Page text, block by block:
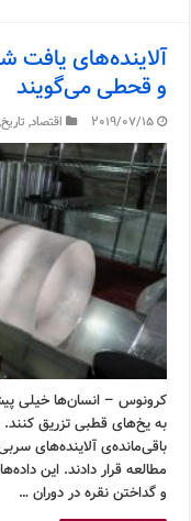
آلاینده‌های
و قحطی می‌گویند
2019/07/15 اقتصاد, تاریخ
کرونوس – انسان‌ها خیلی
به یخ‌های قطبی تزریق کنند.
باقی‌مانده‌ی آلاینده‌های
مطالعه قرار دادند. این
و گداختن نقره در دوران …